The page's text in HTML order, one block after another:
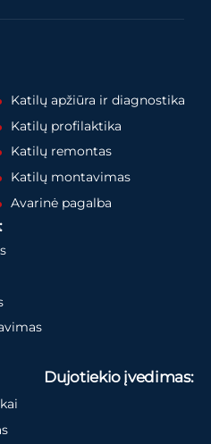
Katilų apžiūra ir diagnostika
Katilų profilaktika
Katilų remontas
Katilų montavimas
Avarinė pagalba
Dujotiekio įvedimas: